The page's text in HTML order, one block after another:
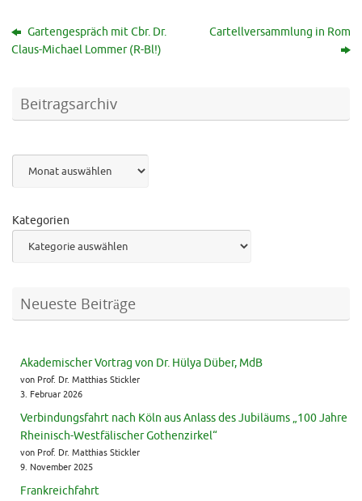
Gartengespräch mit Cbr. Dr.
Claus-Michael Lommer (R-Bl!)
Cartellversammlung in Rom
Beitragsarchiv
Kategorien
Neueste Beiträge
Akademischer Vortrag von Dr. Hülya Düber, MdB
von Prof. Dr. Matthias Stickler
3. Februar 2026
Verbindungsfahrt nach Köln aus Anlass des Jubiläums „100 Jahre
Rheinisch-Westfälischer Gothenzirkel“
von Prof. Dr. Matthias Stickler
9. November 2025
Frankreichfahrt